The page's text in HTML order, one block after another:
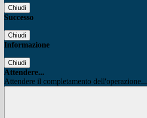
Chiudi
Successo
Chiudi
Informazione
Chiudi
Attendere...
Attendere il completamento dell'operazione...